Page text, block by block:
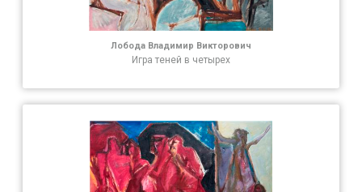
Лобода Владимир Викторович
Игра теней в четырех